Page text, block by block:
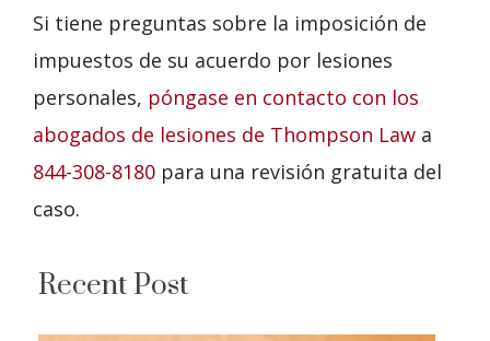
Si tiene preguntas sobre la imposición de
impuestos de su acuerdo por lesiones
personales, póngase en contacto con los
abogados de lesiones de Thompson Law a
844-308-8180 para una revisión gratuita del
caso.
Recent Post